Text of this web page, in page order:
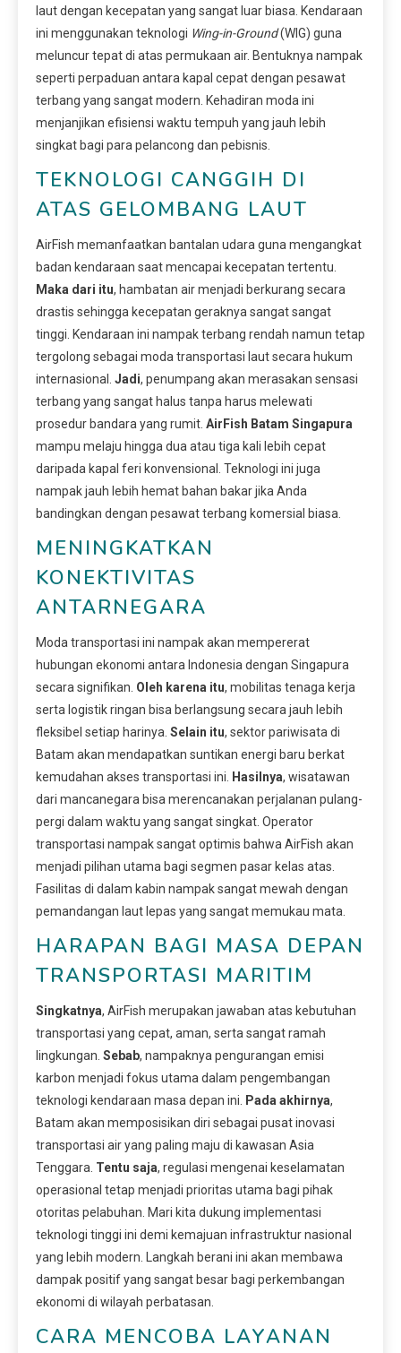
laut dengan kecepatan yang sangat luar biasa. Kendaraan
ini menggunakan teknologi Wing-in-Ground(WIG) guna
meluncur tepat di atas permukaan air. Bentuknya nampak
seperti perpaduan antara kapal cepat dengan pesawat
terbang yang sangat modern. Kehadiran moda ini
menjanjikan efisiensi waktu tempuh yang jauh lebih
singkat bagi para pelancong dan pebisnis.
TEKNOLOGI CANGGIH DI
ATAS GELOMBANG LAUT
AirFish memanfaatkan bantalan udara guna mengangkat
badan kendaraan saat mencapai kecepatan tertentu.
Maka dari itu, hambatan air menjadi berkurang secara
drastis sehingga kecepatan geraknya sangat sangat
tinggi. Kendaraan ini nampak terbang rendah namun tetap
tergolong sebagai moda transportasi laut secara hukum
internasional. Jadi, penumpang akan merasakan sensasi
terbang yang sangat halus tanpa harus melewati
prosedur bandara yang rumit. AirFish Batam Singapura
mampu melaju hingga dua atau tiga kali lebih cepat
daripada kapal feri konvensional. Teknologi ini juga
nampak jauh lebih hemat bahan bakar jika Anda
bandingkan dengan pesawat terbang komersial biasa.
MENINGKATKAN
KONEKTIVITAS
ANTARNEGARA
Moda transportasi ini nampak akan mempererat
hubungan ekonomi antara Indonesia dengan Singapura
secara signifikan. Oleh karena itu, mobilitas tenaga kerja
serta logistik ringan bisa berlangsung secara jauh lebih
fleksibel setiap harinya. Selain itu, sektor pariwisata di
Batam akan mendapatkan suntikan energi baru berkat
kemudahan akses transportasi ini.
Hasilnya, wisatawan
dari mancanegara bisa merencanakan perjalanan pulang-
pergi dalam waktu yang sangat singkat. Operator
transportasi nampak sangat optimis bahwa AirFish akan
menjadi pilihan utama bagi segmen pasar kelas atas.
Fasilitas di dalam kabin nampak sangat mewah dengan
pemandangan laut lepas yang sangat memukau mata.
HARAPAN BAGI MASA DEPAN
TRANSPORTASI MARITIM
Singkatnya, AirFish merupakan jawaban atas kebutuhan
transportasi yang cepat, aman, serta sangat ramah
lingkungan. Sebab, nampaknya pengurangan emisi
karbon menjadi fokus utama dalam pengembangan
teknologi kendaraan masa depan ini.
Pada akhirnya,
Batam akan memposisikan diri sebagai pusat inovasi
transportasi air yang paling maju di kawasan Asia
Tenggara. Tentu saja, regulasi mengenai keselamatan
operasional tetap menjadi prioritas utama bagi pihak
otoritas pelabuhan. Mari kita dukung implementasi
teknologi tinggi ini demi kemajuan infrastruktur nasional
yang lebih modern. Langkah berani ini akan membawa
dampak positif yang sangat besar bagi perkembangan
ekonomi di wilayah perbatasan.
CARA MENCOBA LAYANAN